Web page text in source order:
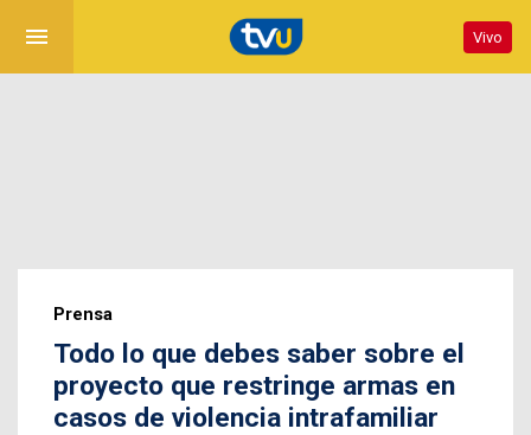
menu Vivo
Prensa
Todo lo que debes saber sobre el
proyecto que restringe armas en
casos de violencia intrafamiliar